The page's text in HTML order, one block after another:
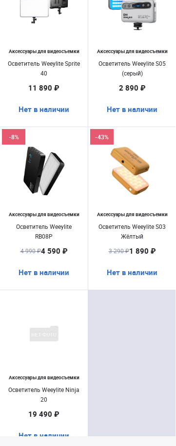
Аксессуары для видеосъемки
Осветитель Weeylite Sprite
40
11 890 ₽
Нет в наличии
Аксессуары для видеосъемки
Осветитель Weeylite S05
(серый)
2 890 ₽
Нет в наличии
Аксессуары для видеосъемки
Осветитель Weeylite
RB08P
-8%
4 990 ₽4 590 ₽
Нет в наличии
Аксессуары для видеосъемки
Осветитель Weeylite S03
Жёлтый
-43%
3 290 ₽1 890 ₽
Нет в наличии
Аксессуары для видеосъемки
Осветитель Weeylite Ninja
20
19 490 ₽
Нет в наличии